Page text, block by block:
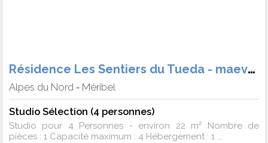
Résidence Les Sentiers du Tueda - maeva Home
Alpes du Nord - Méribel
Studio Sélection (4 personnes)
Studio pour 4 Personnes - environ 22 m² Nombre de
pièces : 1 Capacité maximum : 4 Hébergement : 1 ...